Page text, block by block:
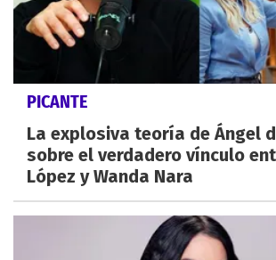
PICANTE
La explosiva teoría de Ángel
sobre el verdadero vínculo
López y Wanda Nara